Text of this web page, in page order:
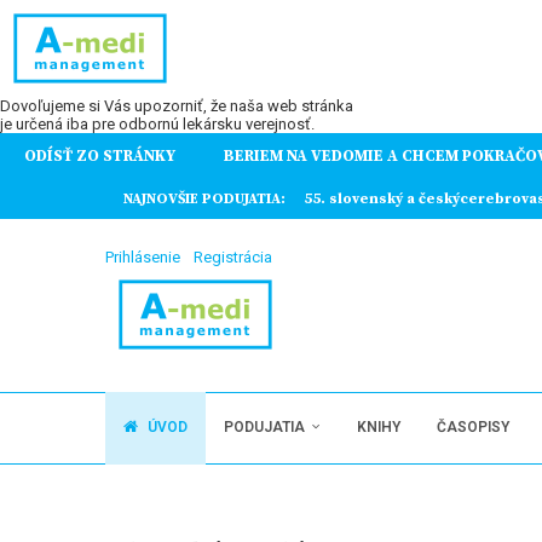
Dovoľujeme si Vás upozorniť, že naša web stránka
je určená iba pre odbornú lekársku verejnosť.
ODÍSŤ ZO STRÁNKY BERIEM NA VEDOMIE A CHCEM
NAJNOVŠIE PODUJATIA: 55. slovenský a
Prihlásenie Registrácia
ÚVOD PODUJATIA KNIHY ČASOPISY